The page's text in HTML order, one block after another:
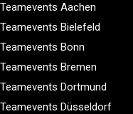
Teamevents Aachen
Teamevents Bielefeld
Teamevents Bonn
Teamevents Bremen
Teamevents Dortmund
Teamevents Düsseldorf